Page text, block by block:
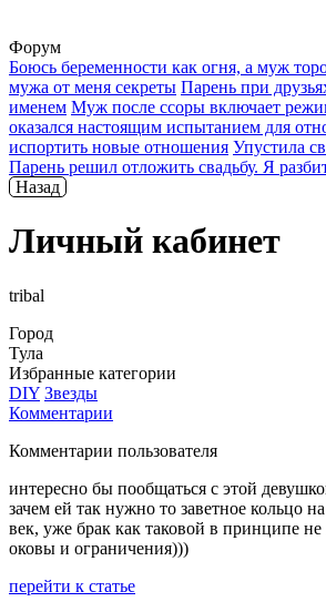
Форум
Боюсь беременности как огня, а муж
мужа от меня секреты Парень при
именем Муж после ссоры включает
оказался настоящим испытанием для
испортить новые отношения Упустила
Парень решил отложить свадьбу. Я
Назад
Личный кабинет
tribal
Город
Тула
Избранные категории
DIY Звезды
Комментарии
Комментарии пользователя
интересно бы пообщаться с этой
зачем ей так нужно то заветное кольцо
век, уже брак как таковой в принципе
оковы и ограничения)))
перейти к статье